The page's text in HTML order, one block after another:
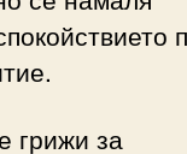
грижи за